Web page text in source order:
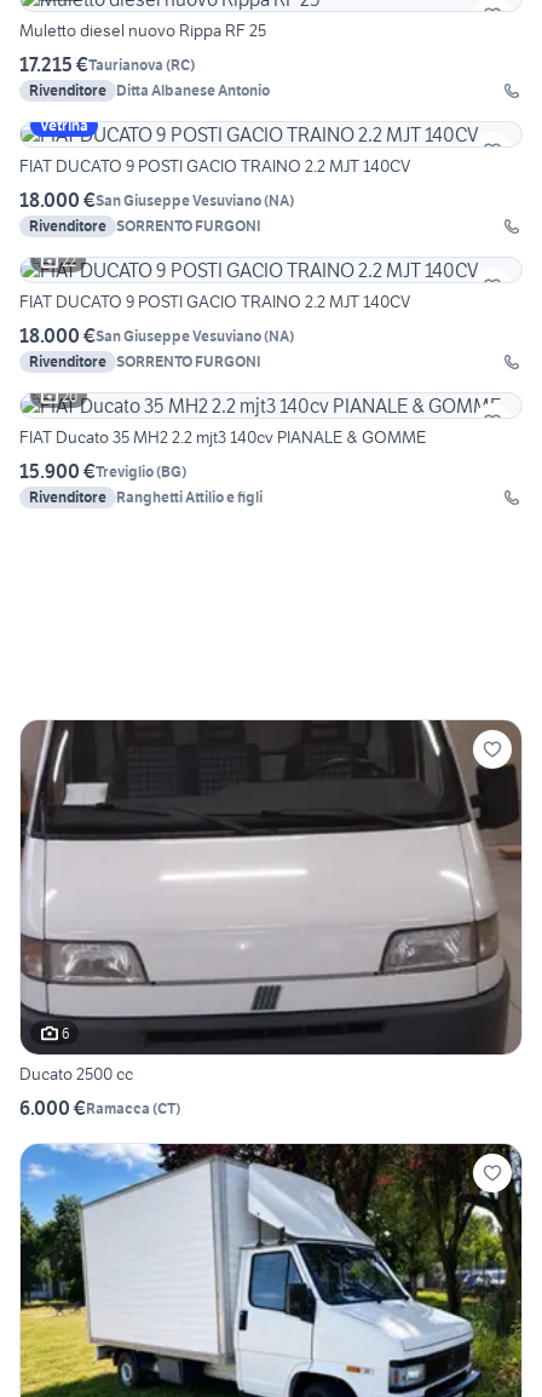
Muletto diesel nuovo Rippa RF 25
17.215 €Taurianova (RC)
Rivenditore Ditta Albanese Antonio
Vetrina
FIAT DUCATO 9 POSTI GACIO TRAINO 2.2 MJT 140CV
18.000 €San Giuseppe Vesuviano(NA)
Rivenditore SORRENTO FURGONI
22
FIAT DUCATO 9 POSTI GACIO TRAINO 2.2 MJT 140CV
18.000 €San Giuseppe Vesuviano(NA)
Rivenditore SORRENTO FURGONI
20
FIAT Ducato 35 MH2 2.2 mjt3 140cv PIANALE & GOMME
15.900 €Treviglio(BG)
Rivenditore Ranghetti Attilio e figli
6
Ducato 2500 cc
6.000 €Ramacca (CT)